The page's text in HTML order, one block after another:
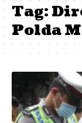
Tag:
Polda